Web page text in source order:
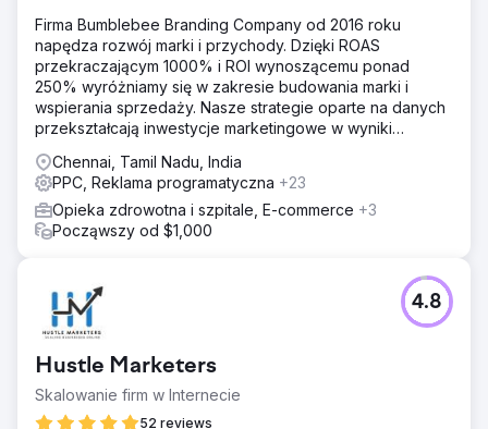
Firma Bumblebee Branding Company od 2016 roku
napędza rozwój marki i przychody. Dzięki ROAS
przekraczającym 1000% i ROI wynoszącemu ponad
250% wyróżniamy się w zakresie budowania marki i
wspierania sprzedaży. Nasze strategie oparte na danych
przekształcają inwestycje marketingowe w wyniki
Chennai, Tamil Nadu, India
PPC, Reklama programatyczna +23
Opieka zdrowotna i szpitale, E-commerce +3
Począwszy od $1,000
Hustle Marketers
Skalowanie firm w Internecie
52 reviews
4.8